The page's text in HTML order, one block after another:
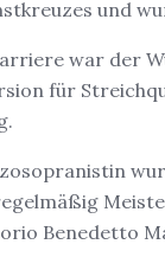
und
war der
für
Benedetto